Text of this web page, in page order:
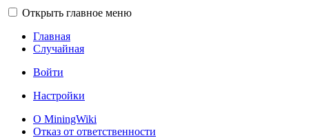
Открыть главное меню
Главная
Случайная
Войти
Настройки
О MiningWiki
Отказ от ответственности